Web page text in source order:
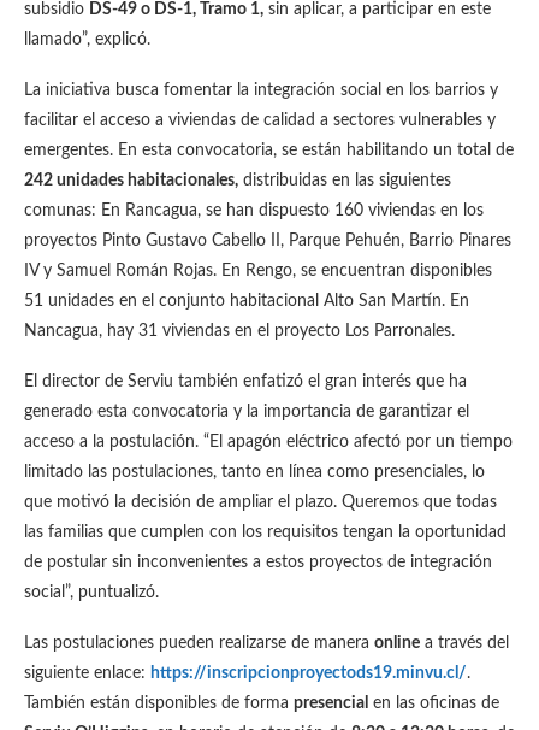
subsidio DS-49 o DS-1, Tramo 1, sin aplicar, a participar en este
llamado”, explicó.
La iniciativa busca fomentar la integración social en los barrios y
facilitar el acceso a viviendas de calidad a sectores vulnerables y
emergentes. En esta convocatoria, se están habilitando un total de
242 unidades habitacionales, distribuidas en las siguientes
comunas: En Rancagua, se han dispuesto 160 viviendas en los
proyectos Pinto Gustavo Cabello II, Parque Pehuén, Barrio Pinares
IV y Samuel Román Rojas. En Rengo, se encuentran disponibles
51 unidades en el conjunto habitacional Alto San Martín. En
Nancagua, hay 31 viviendas en el proyecto Los Parronales.
El director de Serviu también enfatizó el gran interés que ha
generado esta convocatoria y la importancia de garantizar el
acceso a la postulación. “El apagón eléctrico afectó por un tiempo
limitado las postulaciones, tanto en línea como presenciales, lo
que motivó la decisión de ampliar el plazo. Queremos que todas
las familias que cumplen con los requisitos tengan la oportunidad
de postular sin inconvenientes a estos proyectos de integración
social”, puntualizó.
Las postulaciones pueden realizarse de manera online a través del
siguiente enlace: https://inscripcionproyectods19.minvu.cl/.
También están disponibles de forma presencial en las oficinas de